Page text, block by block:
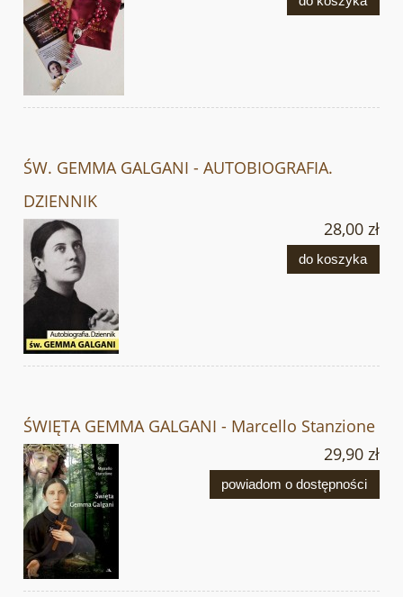
ŚW. GEMMA GALGANI - AUTOBIOGRAFIA.
DZIENNIK
28,00 zł
do koszyka
ŚWIĘTA GEMMA GALGANI - Marcello Stanzione
29,90 zł
powiadom o dostępności